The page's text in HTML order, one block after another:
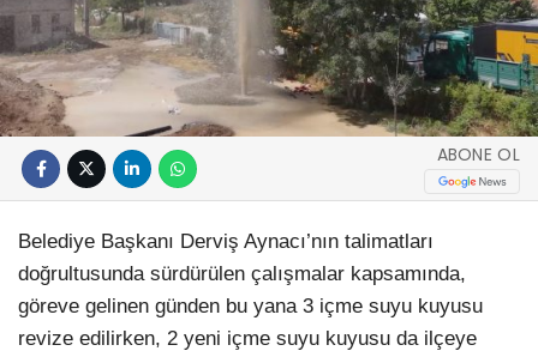
ABONE OL
Belediye Başkanı Derviş Aynacı’nın talimatları
doğrultusunda sürdürülen çalışmalar kapsamında,
göreve gelinen günden bu yana 3 içme suyu kuyusu
revize edilirken, 2 yeni içme suyu kuyusu da ilçeye